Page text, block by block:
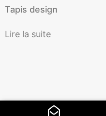
Tapis design
Lire la suite